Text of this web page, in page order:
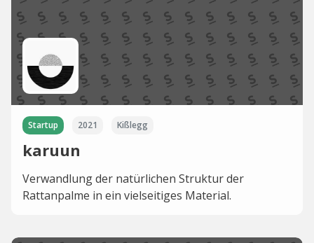
Startup 2021 Kißlegg
karuun
Verwandlung der natürlichen Struktur der
Rattanpalme in ein vielseitiges Material.